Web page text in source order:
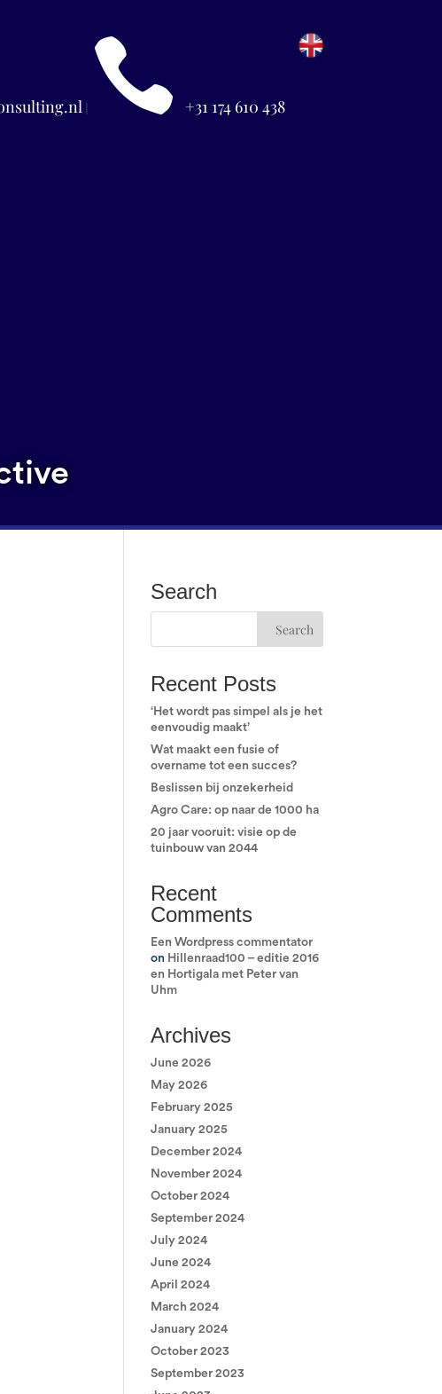
|  +31 174 610 438
Search
Recent Posts
‘Het wordt pas simpel als je het
eenvoudig maakt’
Wat maakt een fusie of
overname tot een succes?
Beslissen bij onzekerheid
Agro Care: op naar de 1000 ha
20 jaar vooruit: visie op de
tuinbouw van 2044
Recent
Comments
Een Wordpress commentator
on Hillenraad100 – editie 2016
en Hortigala met Peter van
Uhm
Archives
June 2026
May 2026
February 2025
January 2025
December 2024
November 2024
October 2024
September 2024
July 2024
June 2024
April 2024
March 2024
January 2024
October 2023
September 2023